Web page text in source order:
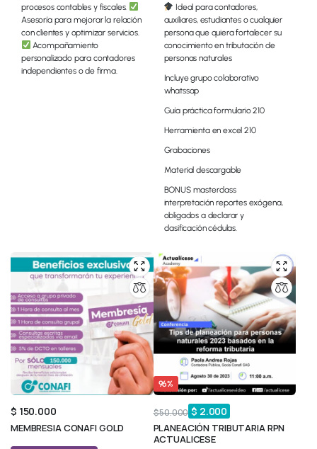
procesos contables y fiscales.
Asesoría para mejorar la relación
con clientes y optimizar servicios.
Acompañamiento
personalizado para contadores
independientes o de firma.
Ideal para contadores,
auxiliares, estudiantes o cualquier
persona que quiera fortalecer su
conocimiento en tributación de
personas naturales
Incluye grupo colaborativo
whatssap
Guía práctica formulario 210
Herramienta en excel 210
Grabaciones
Material descargable
BONUS masterclass
interpretación reportes exógena,
obligados a declarar y
clasificación cédulas.
$ 150.000
MEMBRESIA CONAFI GOLD
96%
$50.000 $ 2.000
PLANEACIÓN TRIBUTARIA RPN
ACTUALICESE